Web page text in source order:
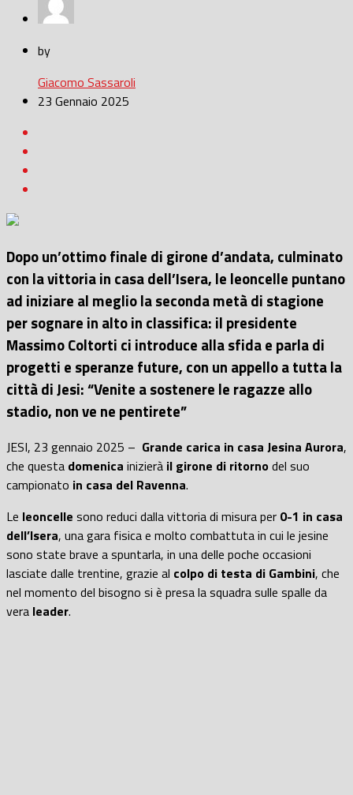
by
Giacomo Sassaroli
23 Gennaio 2025
Dopo un’ottimo finale di girone d’andata, culminato
con la vittoria in casa dell’Isera, le leoncelle puntano
ad iniziare al meglio la seconda metà di stagione
per sognare in alto in classifica: il presidente
Massimo Coltorti ci introduce alla sfida e parla di
progetti e speranze future, con un appello a tutta la
città di Jesi: “Venite a sostenere le ragazze allo
stadio, non ve ne pentirete”
JESI, 23 gennaio 2025 – Grande carica in casa Jesina Aurora,
che questa domenica inizierà il girone di ritornodel suo
campionato in casa del Ravenna.
Le leoncelle sono reduci dalla vittoria di misura per 0-1 in casa
dell’Isera, una gara fisica e molto combattuta in cui le jesine
sono state brave a spuntarla, in una delle poche occasioni
lasciate dalle trentine, grazie al colpo di testa di Gambini, che
nel momento del bisogno si è presa la squadra sulle spalle da
vera leader.